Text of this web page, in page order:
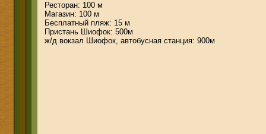
Ресторан: 100 м
Магазин: 100 м
Бесплатный пляж: 15 м
Пристань Шиофок: 500м
ж/д вокзал Шиофок, автобусная станция: 900м